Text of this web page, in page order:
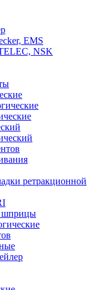
EMS
NSK
ретракционной
шприцы